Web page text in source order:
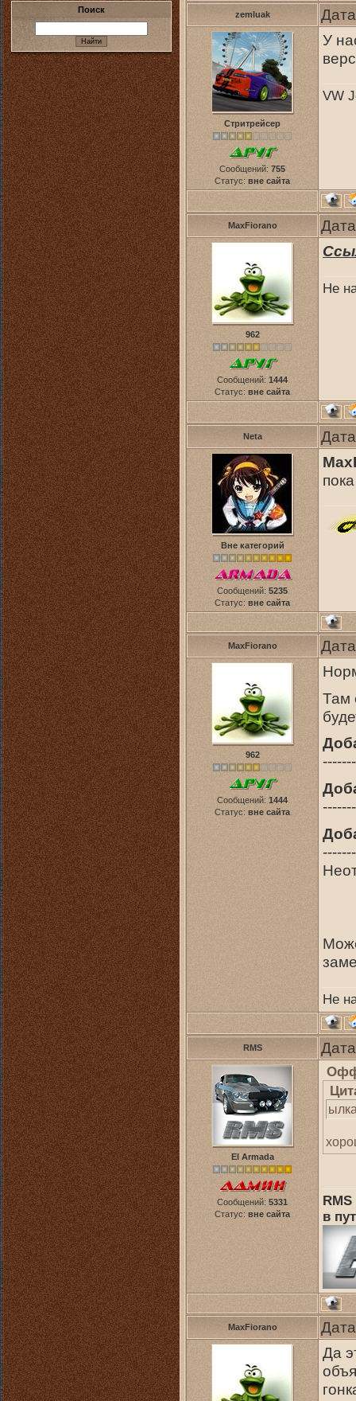
Поиск zemluak
Стритрейсер
Сообщений: 755
Статус: вне сайта
У
VW
MaxFiorano
962
Сообщений: 1444
Статус: вне сайта
Не
Neta
Вне категорий
Сообщений: 5235
Статус: вне сайта
MaxFiorano
962
Сообщений: 1444
Статус: вне сайта
Там
Не
RMS
El Armada
Сообщений: 5331
Статус: вне сайта
в
MaxFiorano
Да